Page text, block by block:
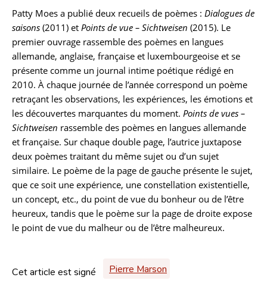
Patty Moes a publié deux recueils de poèmes : Dialogues de
saisons (2011) et Points de vue – Sichtweisen (2015). Le
premier ouvrage rassemble des poèmes en langues
allemande, anglaise, française et luxembourgeoise et se
présente comme un journal intime poétique rédigé en
2010. À chaque journée de l’année correspond un poème
retraçant les observations, les expériences, les émotions et
les découvertes marquantes du moment. Points de vues –
Sichtweisen rassemble des poèmes en langues allemande
et française. Sur chaque double page, l’autrice juxtapose
deux poèmes traitant du même sujet ou d’un sujet
similaire. Le poème de la page de gauche présente le sujet,
que ce soit une expérience, une constellation existentielle,
un concept, etc., du point de vue du bonheur ou de l’être
heureux, tandis que le poème sur la page de droite expose
le point de vue du malheur ou de l’être malheureux.
Cet article est signé Pierre Marson